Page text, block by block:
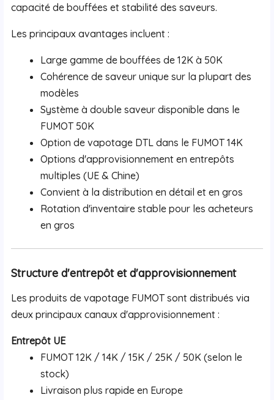
capacité de bouffées et stabilité des saveurs.
Les principaux avantages incluent :
Large gamme de bouffées de 12K à 50K
Cohérence de saveur unique sur la plupart des
modèles
Système à double saveur disponible dans le
FUMOT 50K
Option de vapotage DTL dans le FUMOT 14K
Options d'approvisionnement en entrepôts
multiples (UE & Chine)
Convient à la distribution en détail et en gros
Rotation d'inventaire stable pour les acheteurs
en gros
Structure d'entrepôt et d'approvisionnement
Les produits de vapotage FUMOT sont distribués via
deux principaux canaux d'approvisionnement :
Entrepôt UE
FUMOT 12K / 14K / 15K / 25K / 50K (selon le
stock)
Livraison plus rapide en Europe